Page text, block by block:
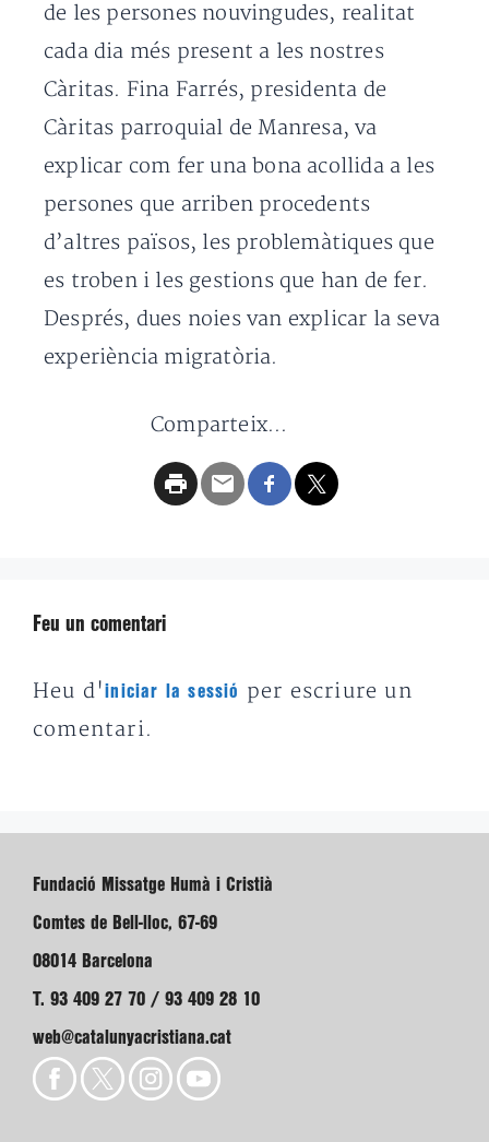
de les persones nouvingudes, realitat
cada dia més present a les nostres
Càritas. Fina Farrés, presidenta de
Càritas parroquial de Manresa, va
explicar com fer una bona acollida a les
persones que arriben procedents
d’altres països, les problemàtiques que
es troben i les gestions que han de fer.
Després, dues noies van explicar la seva
experiència migratòria.
Comparteix...
Feu un comentari
Heu d'iniciar la sessió
per escriure un
comentari.
Fundació Missatge Humà i Cristià
Comtes de Bell-lloc, 67-69
08014 Barcelona
T. 93 409 27 70 / 93 409 28 10
web@catalunyacristiana.cat